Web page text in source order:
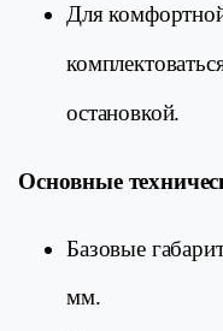
Для
остановкой.
Основные
Базовые
мм.